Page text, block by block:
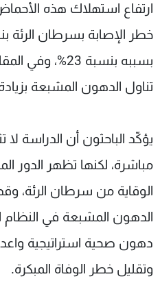
ارتفاع استهلاك هذه
بسببه بنسبة
تناول الدهون المشبعة
يؤكّد الباحثون أن الدراسة
مباشرة، لكنها تظهر الدور
الوقاية من سرطان الرئة،
الدهون المشبعة في النظام
دهون صحية استراتيجية
وتقليل خطر الوفاة المبكرة.